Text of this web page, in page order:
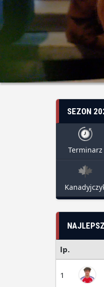
SEZON
Terminarz
lp.
1